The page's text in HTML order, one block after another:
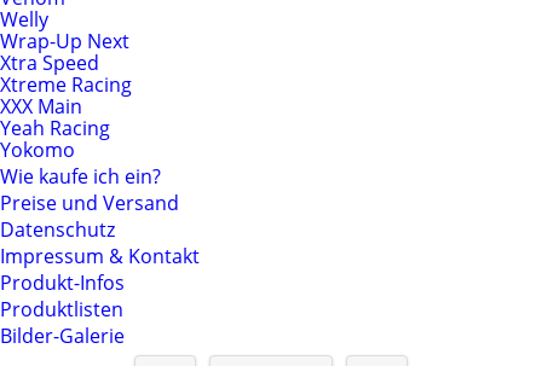
Welly
Wrap-Up Next
Xtra Speed
Xtreme Racing
XXX Main
Yeah Racing
Yokomo
Wie kaufe ich ein?
Preise und Versand
Datenschutz
Impressum & Kontakt
Produkt-Infos
Produktlisten
Bilder-Galerie